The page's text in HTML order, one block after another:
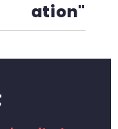
ation"